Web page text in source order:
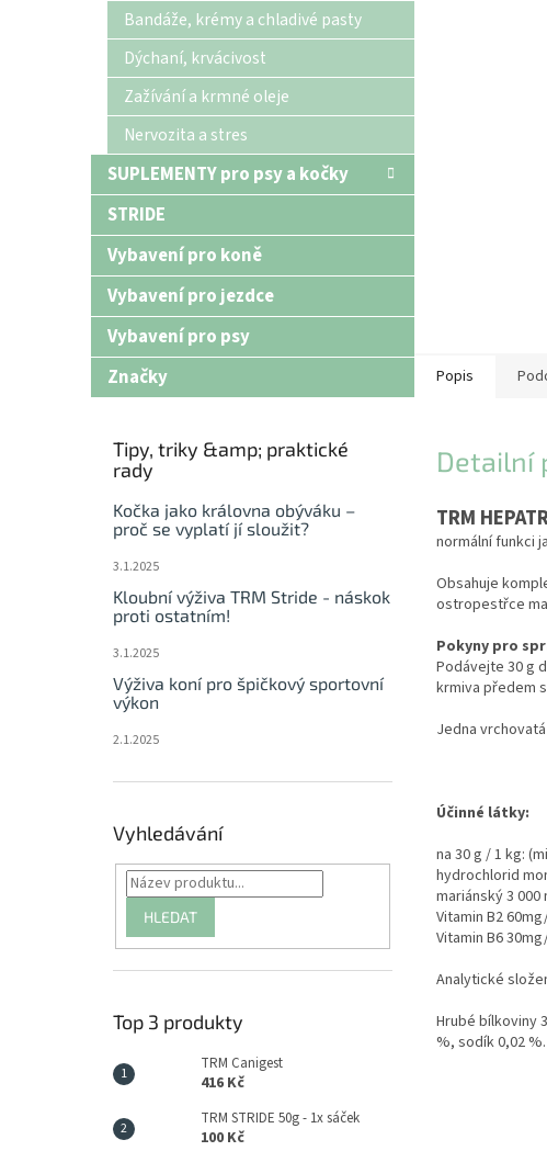
Bandáže, krémy a chladivé pasty
Dýchaní, krvácivost
Zažívání a krmné oleje
Nervozita a stres
SUPLEMENTY pro psy a kočky
STRIDE
Vybavení pro koně
Vybavení pro jezdce
Vybavení pro psy
Značky
Tipy, triky &amp; praktické
rady
Kočka jako královna obýváku –
proč se vyplatí jí sloužit?
3.1.2025
Kloubní výživa TRM Stride - náskok
proti ostatním!
3.1.2025
Výživa koní pro špičkový sportovní
výkon
2.1.2025
Vyhledávání
HLEDAT
Top 3 produkty
TRM Canigest
416 Kč
TRM STRIDE 50g - 1x sáček
100 Kč
Popis
Detailní
TRM
normální funkci
Obsahuje
ostropestřce
Pokyny pro
Podávejte 30 g
krmiva předem
Jedna
Účinné látky:
na 30 g / 1 kg:
hydrochlorid
mariánský 3 000
Vitamin B2
Vitamin B6
Analytické
Hrubé bílkoviny
%, sodík 0,02 %.